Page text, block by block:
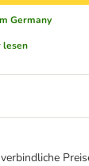
Germany
lesen